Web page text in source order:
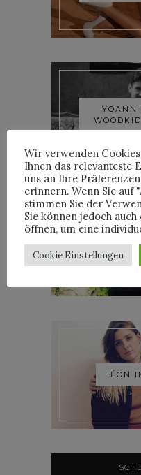
YOANN
LÉON
Wir verwenden
Ihnen das relevanteste
uns an Ihre
erinnern. Wenn Sie auf
stimmen Sie der
Sie können jedoch
öffnen, um eine
Cookie Einstellungen